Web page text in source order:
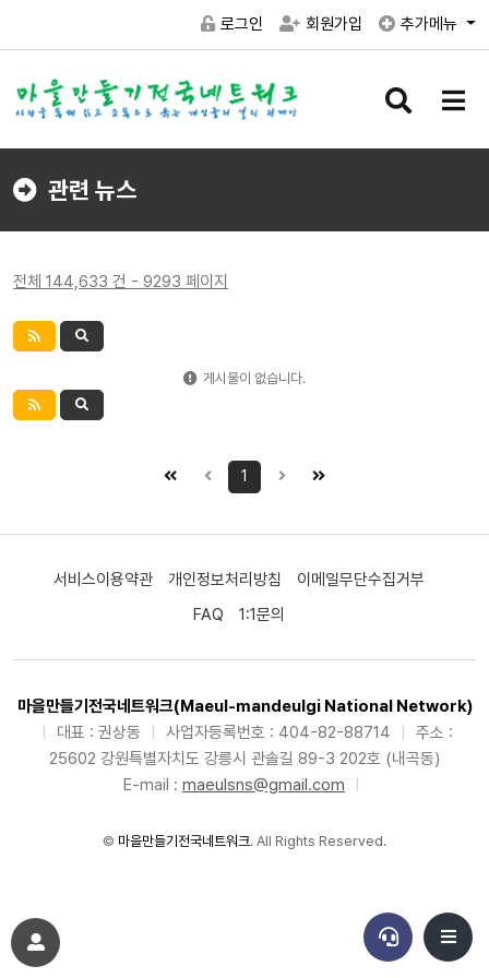
로그인 회원가입 추가메뉴
검
버
메
버
관련 뉴스
전체 144,633 건 - 9293 페이지
게시물이 없습니다.
1
서비스이용약관 개인정보처리방침
이메일무단수집거부
FAQ
1:1문의
마을만들기전국네트워크(Maeul-mandeulgi National Network)
대표 : 권상동 사업자등록번호 : 404-82-88714
주소 :
25602 강원특별자치도 강릉시 관솔길 89-3 202호 (내곡동)
E-mail : maeulsns@gmail.com
© 마을만들기전국네트워크. All Rights Reserved.